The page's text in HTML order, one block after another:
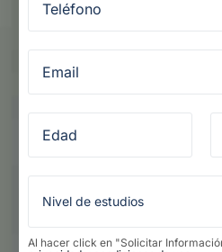
Al hacer click en "Solicitar